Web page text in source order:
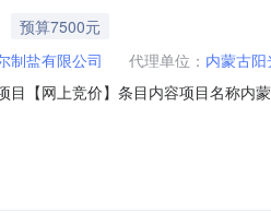
预算7500元
制盐有限公司 代理单位： 内蒙古
【网上竞价】条目内容项目名称
人资金筹备到位，全部为企业自有